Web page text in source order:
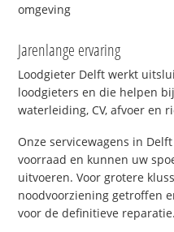
omgeving
Jarenlange ervaring
Loodgieter Delft werkt
loodgieters en die helpen
waterleiding, CV, afvoer en
Onze servicewagens in
voorraad en kunnen uw
uitvoeren. Voor grotere
noodvoorziening getroffen
voor de definitieve reparatie.